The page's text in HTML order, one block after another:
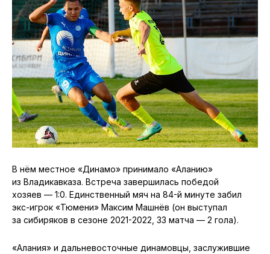
В нём местное «Динамо» принимало «Аланию»
из Владикавказа. Встреча завершилась победой
хозяев — 1:0. Единственный мяч на 84-й минуте забил
экс-игрок «Тюмени» Максим Машнёв (он выступал
за сибиряков в сезоне 2021-2022, 33 матча — 2 гола).
«Алания» и дальневосточные динамовцы, заслужившие